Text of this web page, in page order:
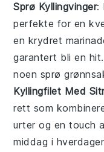
Sprø Kyllingvinger:
perfekte for en
en krydret
garantert bli en
noen sprø
Kyllingfilet Med
rett som
urter og en touch
middag i